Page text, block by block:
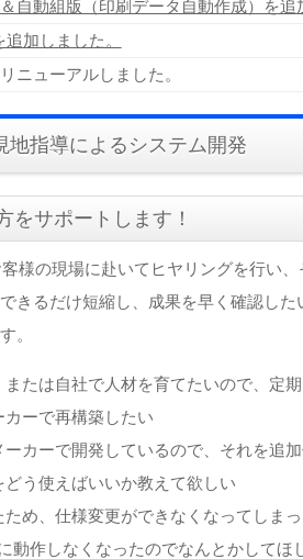
自動組版（印刷データ自動作成）を追
加しました。
ニューアルしました。
＋自動組版＋PHPによるWEB公開シス
ステム開発の事例/飲食店向けの業務
貸情報管理＋PHP＋カスタムWEB構築
けの業務管理システム
地指導によるシステム開発
をサポートします！
様の現場に赴いてヒヤリングを行い
きるだけ短縮し、成果を早く確認し
。
たは自社で人材を育てたいので、定
ーで再構築したい
カーで開発しているので、それを追
う使えばいいか教えて欲しい
め、仕様変更ができなくなってしまっ
動作しなくなったのでなんとかしてほ